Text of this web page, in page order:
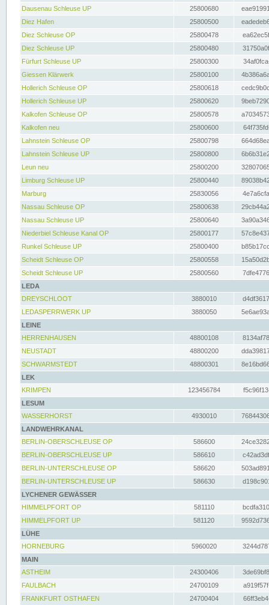
Dausenau Schleuse UP
25800680
Diez Hafen
25800500
Diez Schleuse OP
25800478
Diez Schleuse UP
25800480
Fürfurt Schleuse UP
25800300
Giessen Klärwerk
25800100
Hollerich Schleuse OP
25800618
Hollerich Schleuse UP
25800620
Kalkofen Schleuse OP
25800578
Kalkofen neu
25800600
Lahnstein Schleuse OP
25800798
Lahnstein Schleuse UP
25800800
Leun neu
25800200
Limburg Schleuse UP
25800440
Marburg
25830056
Nassau Schleuse OP
25800638
Nassau Schleuse UP
25800640
Niederbiel Schleuse Kanal OP
25800177
Runkel Schleuse UP
25800400
Scheidt Schleuse OP
25800558
Scheidt Schleuse UP
25800560
LEDA
DREYSCHLOOT
3880010
LEDASPERRWERK UP
3880050
LEINE
HERRENHAUSEN
48800108
NEUSTADT
48800200
SCHWARMSTEDT
48800301
LEK
KRIMPEN
123456784
LESUM
WASSERHORST
4930010
LANDWEHRKANAL
BERLIN-OBERSCHLEUSE OP
586600
BERLIN-OBERSCHLEUSE UP
586610
BERLIN-UNTERSCHLEUSE OP
586620
BERLIN-UNTERSCHLEUSE UP
586630
LYCHENER GEWÄSSER
HIMMELPFORT OP
581110
HIMMELPFORT UP
581120
LÜHE
HORNEBURG
5960020
MAIN
ASTHEIM
24300406
FAULBACH
24700109
FRANKFURT OSTHAFEN
24700404